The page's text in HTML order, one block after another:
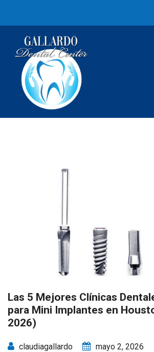
Las 5 Mejores Clínicas
para Mini Implantes en
2026)
claudiagallardo mayo 2, 2026